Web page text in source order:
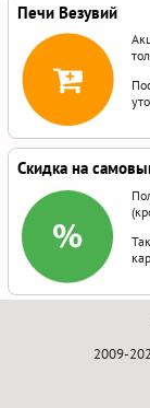
Печи Везувий
Скидка на
2009-